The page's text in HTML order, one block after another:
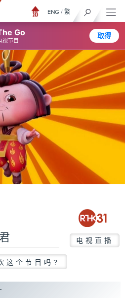
Go
视节目
取得
ENG / 繁
电视直播
这个节目吗?